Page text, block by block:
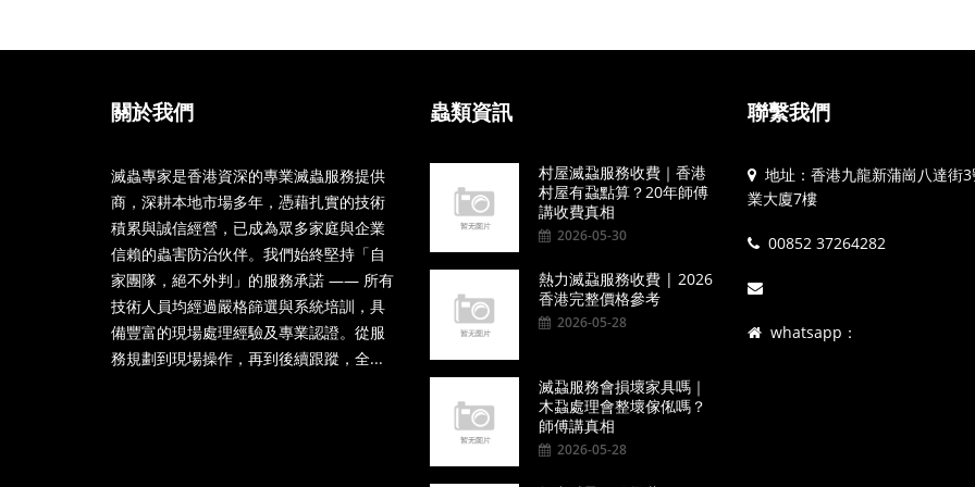
關於我們
滅蟲專家是香港資深的專業滅蟲服務提供
商，深耕本地市場多年，憑藉扎實的技術
積累與誠信經營，已成為眾多家庭與企業
信賴的蟲害防治伙伴。我們始終堅持「自
家團隊，絕不外判」的服務承諾 —— 所有
技術人員均經過嚴格篩選與系統培訓，具
備豐富的現場處理經驗及專業認證。從服
務規劃到現場操作，再到後續跟蹤，全...
蟲類資訊
村屋滅蝨服務收費｜香港
村屋有蝨點算？20年師傅
講收費真相
2026-05-30
熱力滅蝨服務收費 | 2026
香港完整價格參考
2026-05-28
滅蝨服務會損壞家具嗎｜
木蝨處理會整壞傢俬嗎？
師傅講真相
2026-05-28
聯繫我們
地址：香港九龍新蒲崗八達街
業大廈7樓
00852 37264282
whatsapp：